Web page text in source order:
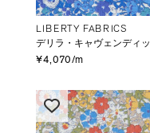
LIBERTY FABRICS
デリラ・キャヴェンディ
¥4,070/m